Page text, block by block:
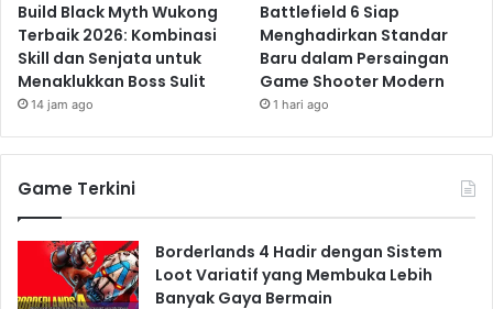
Build Black Myth Wukong
Terbaik 2026: Kombinasi
Skill dan Senjata untuk
Menaklukkan Boss Sulit
14 jam ago
Battlefield 6 Siap
Menghadirkan Standar
Baru dalam Persaingan
Game Shooter Modern
1 hari ago
Game Terkini
Borderlands 4 Hadir dengan Sistem
Loot Variatif yang Membuka Lebih
Banyak Gaya Bermain